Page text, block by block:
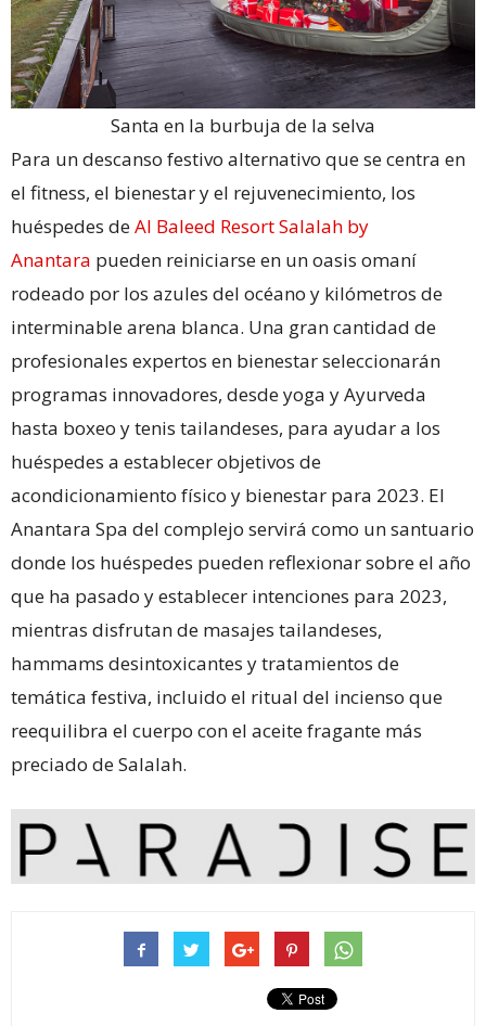
Santa en la burbuja de la selva
Para un descanso festivo alternativo que se centra en
el fitness, el bienestar y el rejuvenecimiento, los
huéspedes deAl Baleed Resort Salalah by
Anantara pueden reiniciarse en un oasis omaní
rodeado por los azules del océano y kilómetros de
interminable arena blanca. Una gran cantidad de
profesionales expertos en bienestar seleccionarán
programas innovadores, desde yoga y Ayurveda
hasta boxeo y tenis tailandeses, para ayudar a los
huéspedes a establecer objetivos de
acondicionamiento físico y bienestar para 2023. El
Anantara Spa del complejo servirá como un santuario
donde los huéspedes pueden reflexionar sobre el año
que ha pasado y establecer intenciones para 2023,
mientras disfrutan de masajes tailandeses,
hammams desintoxicantes y tratamientos de
temática festiva, incluido el ritual del incienso que
reequilibra el cuerpo con el aceite fragante más
preciado de Salalah.